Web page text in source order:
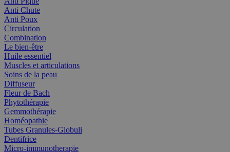
Anti Chute
Anti Poux
Circulation
Combination
Le bien-être
Huile essentiel
Muscles et articulations
Soins de la peau
Diffuseur
Fleur de Bach
Phytothérapie
Gemmothérapie
Homéopathie
Tubes Granules-Globuli
Dentifrice
Micro-immunotherapie